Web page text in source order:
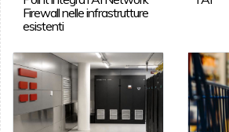
Firewall nelle infrastrutture
esistenti